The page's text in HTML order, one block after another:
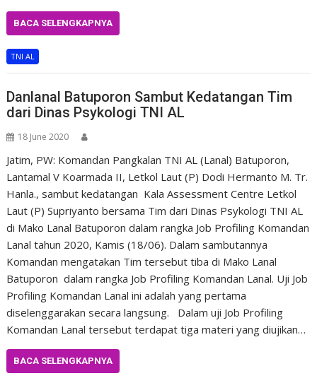
BACA SELENGKAPNYA
TNI AL
Danlanal Batuporon Sambut Kedatangan Tim
dari Dinas Psykologi TNI AL
18 June 2020
Jatim, PW: Komandan Pangkalan TNI AL (Lanal) Batuporon,
Lantamal V Koarmada II, Letkol Laut (P) Dodi Hermanto M. Tr.
Hanla., sambut kedatangan Kala Assessment Centre Letkol
Laut (P) Supriyanto bersama Tim dari Dinas Psykologi TNI AL
di Mako Lanal Batuporon dalam rangka Job Profiling Komandan
Lanal tahun 2020, Kamis (18/06). Dalam sambutannya
Komandan mengatakan Tim tersebut tiba di Mako Lanal
Batuporon dalam rangka Job Profiling Komandan Lanal. Uji Job
Profiling Komandan Lanal ini adalah yang pertama
diselenggarakan secara langsung. Dalam uji Job Profiling
Komandan Lanal tersebut terdapat tiga materi yang diujikan…
BACA SELENGKAPNYA